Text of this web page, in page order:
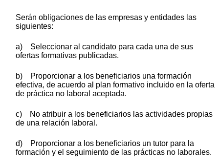
Serán obligaciones de las empresas y entidades las
siguientes:
a) Seleccionar al candidato para cada una de sus
ofertas formativas publicadas.
b) Proporcionar a los beneficiarios una formación
efectiva, de acuerdo al plan formativo incluido en la oferta
de práctica no laboral aceptada.
c) No atribuir a los beneficiarios las actividades propias
de una relación laboral.
d) Proporcionar a los beneficiarios un tutor para la
formación y el seguimiento de las prácticas no laborales.